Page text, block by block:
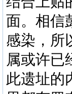
面。相信
感染，所
属或许已
此遗址的